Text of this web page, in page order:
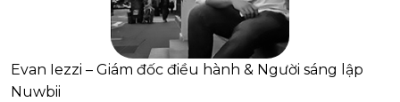
Evan Iezzi – Giám đốc điều hành & Người sáng lập
Nuwbii